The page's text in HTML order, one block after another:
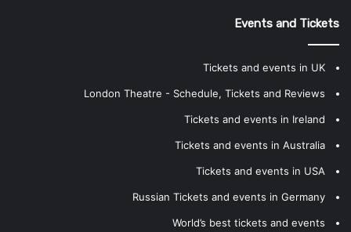
Events and Tickets
Tickets and events in UK
London Theatre - Schedule, Tickets and Reviews
Tickets and events in Ireland
Tickets and events in Australia
Tickets and events in USA
Russian Tickets and events in Germany
World’s best tickets and events